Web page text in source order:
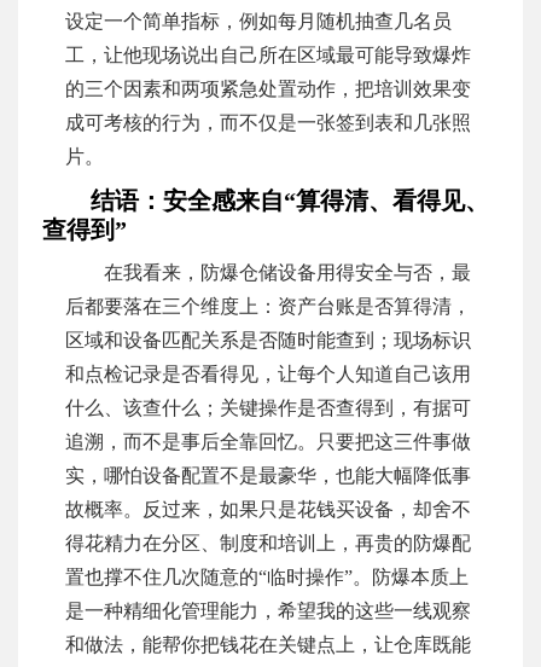
设定一个简单指标，例如每月随机抽查几名员
工，让他现场说出自己所在区域最可能导致爆炸
的三个因素和两项紧急处置动作，把培训效果变
成可考核的行为，而不仅是一张签到表和几张照
片。
结语：安全感来自“算得清、看得见、
查得到”
在我看来，防爆仓储设备用得安全与否，最
后都要落在三个维度上：资产台账是否算得清，
区域和设备匹配关系是否随时能查到；现场标识
和点检记录是否看得见，让每个人知道自己该用
什么、该查什么；关键操作是否查得到，有据可
追溯，而不是事后全靠回忆。只要把这三件事做
实，哪怕设备配置不是最豪华，也能大幅降低事
故概率。反过来，如果只是花钱买设备，却舍不
得花精力在分区、制度和培训上，再贵的防爆配
置也撑不住几次随意的“临时操作”。防爆本质上
是一种精细化管理能力，希望我的这些一线观察
和做法，能帮你把钱花在关键点上，让仓库既能